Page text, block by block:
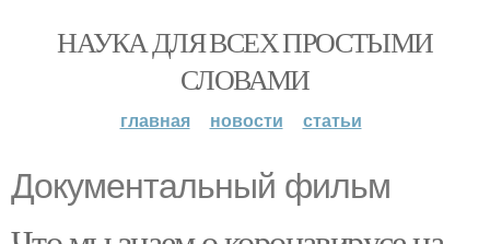
НАУКА ДЛЯ ВСЕХ ПРОСТЫМИ
СЛОВАМИ
главная новости статьи
Документальный фильм